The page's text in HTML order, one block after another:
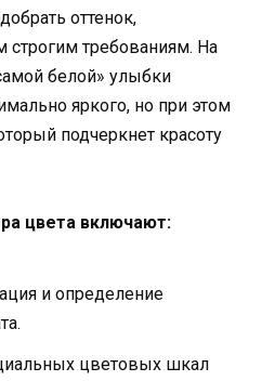
оттенок,
требованиям. На
белой» улыбки
яркого, но при этом
подчеркнет красоту
цвета включают:
и определение
цветовых шкал